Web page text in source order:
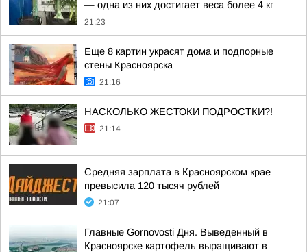
— одна из них достигает веса более 4 кг
21:23
Еще 8 картин украсят дома и подпорные
стены Красноярска
21:16
НАСКОЛЬКО ЖЕСТОКИ ПОДРОСТКИ?!
21:14
Средняя зарплата в Красноярском крае
превысила 120 тысяч рублей
21:07
Главные Gornovosti Дня. Выведенный в
Красноярске картофель выращивают в